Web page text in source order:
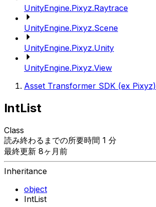
UnityEngine.Pixyz.Raytrace
UnityEngine.Pixyz.Scene
UnityEngine.Pixyz.Unity
UnityEngine.Pixyz.View
Asset Transformer SDK (ex Pixyz)
IntList
Class
読み終わるまでの所要時間 1 分
最終更新 8ヶ月前
Inheritance
object
IntList